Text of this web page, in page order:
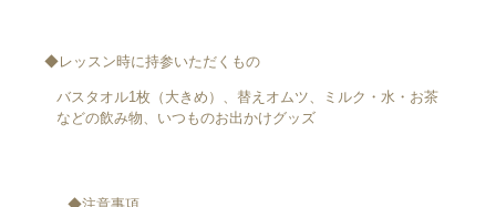
◆レッスン時に持参いただくもの
バスタオル1枚（大きめ）、替えオムツ、ミルク・水・お茶
などの飲み物、いつものお出かけグッズ